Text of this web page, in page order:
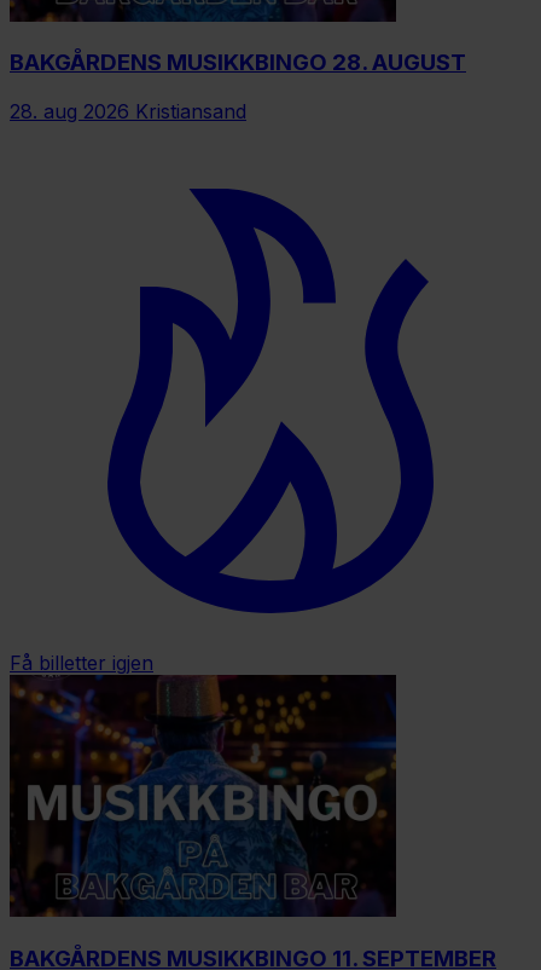
BAKGÅRDENS MUSIKKBINGO 28. AUGUST
28. aug 2026 Kristiansand
Få billetter igjen
BAKGÅRDENS MUSIKKBINGO 11. SEPTEMBER